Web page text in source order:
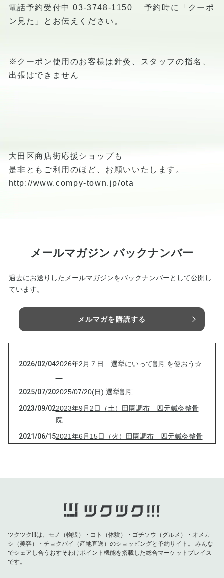
電話予約受付中 03-3748-1150 予約時に「クーポ
ン見た」とお伝えください。
※クーポン使用のお客様は針灸、スタッフの指名、
出張はできません
大田区商店街応援ショップも
是非ともご利用のほど、お願いいたします。
http://www.compy-town.jp/ota
メールマガジン バックナンバー
過去にお送りしたメールマガジンをバックナンバーとして公開し
ています。
メルマガを購読する
2026/02/042026年2月７日 選挙にいって割引を使おう☆
2025/07/202025/07/20(日) 選挙割引
2023/09/022023年9月2日（土）田園調布 四元鍼灸整骨
院
2021/06/152021年6月15日（火）田園調布 四元鍼灸整骨
院
2021/03/03 2021年3月3日（水）田園調布 四元鍼灸整骨
ツクツク!!!は、モノ（物販）・コト（体験）・ゴチソウ（グルメ）・オメカ
シ（美容）・チョクバイ（産地直送）のショッピングと予約サイト。
みんな
でシェアし合うおすそわけポイント機能を搭載した総合マーケットプレイス
です。